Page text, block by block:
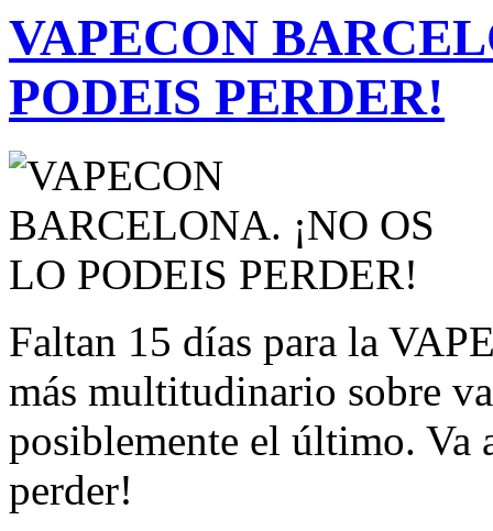
VAPECON
PODEIS PERDER!
Faltan 15 días para la
más multitudinario sobre
posiblemente el último. Va
perder!